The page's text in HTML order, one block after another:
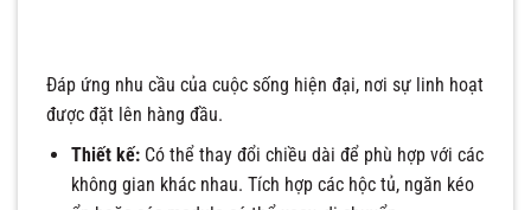
Đáp ứng nhu cầu của cuộc sống hiện đại, nơi sự linh hoạt
được đặt lên hàng đầu.
Thiết kế:Có thể thay đổi chiều dài để phù hợp với các
không gian khác nhau. Tích hợp các hộc tủ, ngăn kéo